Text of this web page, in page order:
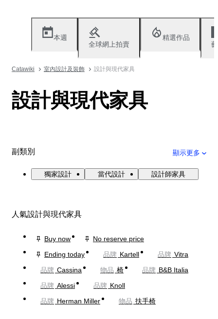
本週
全球網上拍賣
精選作品
Catawiki 室內設計及裝飾 設計與現代家具
設計與現代家具
副類別 顯示更多
獨家設計 當代設計 設計師家具
人氣設計與現代家具
Buy now
No reserve price
Ending today
品牌 Kartell 品牌 Vitra
品牌 Cassina 物品 椅 品牌 B&B Italia
品牌 Alessi 品牌 Knoll
品牌 Herman Miller 物品 扶手椅